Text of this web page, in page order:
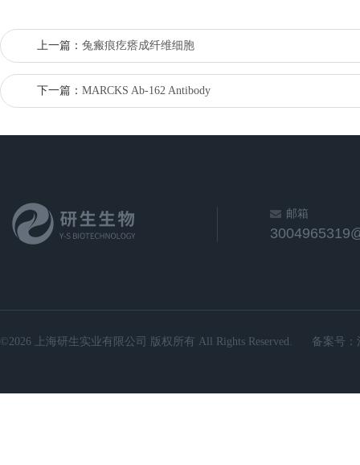
上一篇： 兔瘢痕疙瘩成纤维细胞
下一篇： MARCKS Ab-162 Antibody
邮箱
©2026 上海研生实业有限公司 版权所有 All Rights Reserved. 备案号：